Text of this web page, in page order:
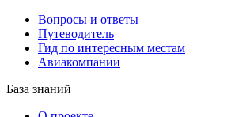
Вопросы и ответы
Путеводитель
Гид по интересным местам
Авиакомпании
База знаний